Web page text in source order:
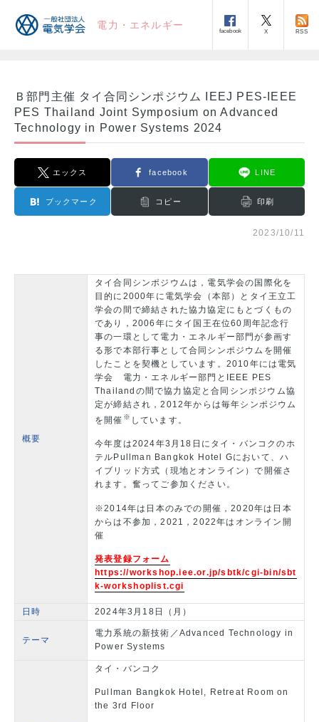
電力・エネルギー
facebook X RSS
Ｂ部門主催 タイ合同シンポジウム IEEJ PES-IEEE
PES Thailand Joint Symposium on Advanced
Technology in Power Systems 2024
エックス facebook LINE
ブックマーク コピー 印刷
2023/10/11
概要
タイ合同シンポジウムは，電気学会の国際化を
目的に2000年に電気学会（本部）とタイ王立工
学会の間で締結された協力協定にもとづくもの
であり，2006年にタイ国王在位60周年記念行
事の一環として電力・エネルギー部門が参画す
る形で本部行事として合同シンポジウムを開催
したことを契機としています。2010年には電気
学会 電力・エネルギー部門とIEEE PES
Thailandの間で協力協定と合同シンポジウム協
定が締結され，2012年からは毎年シンポジウム
を開催 ※ しています。
今年度は2024年3月18日にタイ・バンコクのホ
テルPullman Bangkok Hotel Gにおいて、ハ
イブリッド方式（現地とオンライン）で開催さ
れます。奮ってご参加ください。
※2014年は日本のみでの開催，2020年は日本
からは不参加，2021，2022年はオンライン開
催
発表登録フォーム
https://workshop.iee.or.jp/sbtk/cgi-bin/sbt
k-workshoplist.cgi
日時 2024年3月18日（月）
テーマ
電力系統の新技術／Advanced Technology in
Power Systems
タイ・バンコク
Pullman Bangkok Hotel, Retreat Room on
the 3rd Floor